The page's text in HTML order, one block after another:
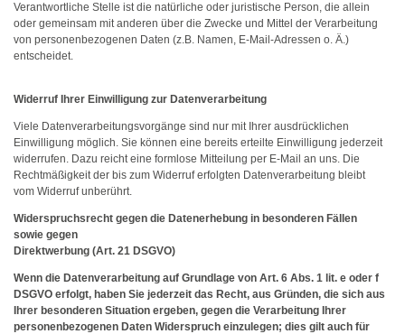
Verantwortliche Stelle ist die natürliche oder juristische Person, die allein
oder gemeinsam mit anderen über die Zwecke und Mittel der Verarbeitung
von personenbezogenen Daten (z.B. Namen, E-Mail-Adressen o. Ä.)
entscheidet.
Widerruf Ihrer Einwilligung zur Datenverarbeitung
Viele Datenverarbeitungsvorgänge sind nur mit Ihrer ausdrücklichen
Einwilligung möglich. Sie können eine bereits erteilte Einwilligung jederzeit
widerrufen. Dazu reicht eine formlose Mitteilung per E-Mail an uns. Die
Rechtmäßigkeit der bis zum Widerruf erfolgten Datenverarbeitung bleibt
vom Widerruf unberührt.
Widerspruchsrecht gegen die Datenerhebung in besonderen Fällen
sowie gegen
Direktwerbung (Art. 21 DSGVO)
Wenn die Datenverarbeitung auf Grundlage von Art. 6 Abs. 1 lit. e oder f
DSGVO erfolgt, haben Sie jederzeit das Recht, aus Gründen, die sich aus
Ihrer besonderen Situation ergeben, gegen die Verarbeitung Ihrer
personenbezogenen Daten Widerspruch einzulegen; dies gilt auch für